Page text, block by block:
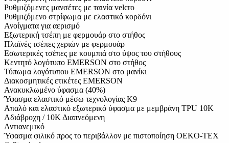
Ρυθμιζόμενες μανσέτες με ταινία velcro
Ρυθμιζόμενο στρίφωμα με ελαστικό κορδόνι
Ανοίγματα για αερισμό
Εξωτερική τσέπη με φερμουάρ στο στήθος
Πλαϊνές τσέπες χεριών με φερμουάρ
Εσωτερικές τσέπες με κουμπιά στο ύψος του στήθους
Κεντητό λογότυπο EMERSON στο στήθος
Τύπωμα λογότυπου EMERSON στο μανίκι
Διακοσμητικές ετικέτες EMERSON
Ανακυκλωμένο ύφασμα (40%)
Ύφασμα ελαστικό μέσω τεχνολογίας Κ9
Απαλό και ελαστικό εξωτερικό ύφασμα με μεμβράνη TPU 10K
Αδιάβροχη / 10Κ Διαπνεόμενη
Αντιανεμικό
Ύφασμα φιλικό προς το περιβάλλον με πιστοποίηση OEKO-TEX